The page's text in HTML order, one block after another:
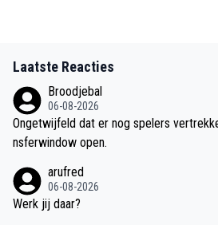
Laatste Reacties
Broodjebal
06-08-2026
Ongetwijfeld dat er nog spelers
nsferwindow open.
arufred
06-08-2026
Werk jij daar?